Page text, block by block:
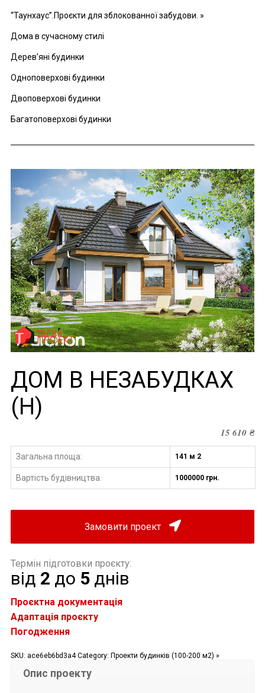
“Таунхаус”.Проєкти для зблокованної забудови. »
Дома в сучасному стилі
Дерев’яні будинки
Одноповерхові будинки
Двоповерхові будинки
Багатоповерхові будинки
ДОМ В НЕЗАБУДКАХ
(H)
15 610₴
Загальна площа: 141 м 2
Вартість будівництва: 1000000 грн.
Замовити проект
Термін підготовки проєкту:
від 2 до 5 днів
Проєктна документація
Адаптація проєкту
Погодження
SKU: ace6eb6bd3a4 Category: Проекти будинків (100-200 м2) »
Опис проекту